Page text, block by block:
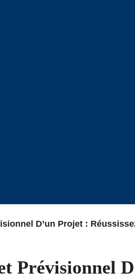
D’un Projet :
Prévisionnel